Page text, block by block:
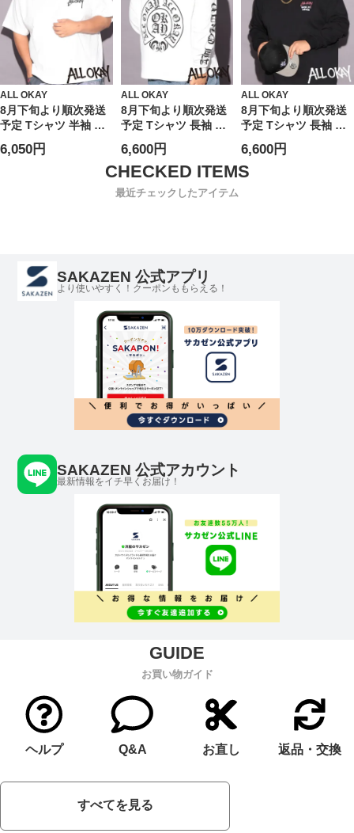
ン
ALL OKAY
8月下旬より順次発送
予定 Tシャツ 半袖 メ
ンズ 大きいサイズ ワ
ンポイント刺繍×バッ
6,050円
ALL OKAY
8月下旬より順次発送
予定 Tシャツ 長袖 メ
ンズ 大きいサイズ オ
ールドイングリッシュ
ロゴ ロングスリーブ
カットソー トップス
ロンT ストリート カ
6,600円
ALL OKAY
8月下旬より順次発送
予定 Tシャツ 長袖 メ
ンズ 大きいサイズ フ
ロントロゴ×バックサ
ークルプリント ロン
6,600円
最近チェックしたアイテム
SAKAZEN 公式アプリ
より使いやすく！クーポンももらえる！
SAKAZEN 公式アカウント
最新情報をイチ早くお届け！
お買い物ガイド
ヘルプ Q&A お直し 返品・交換
すべてを見る